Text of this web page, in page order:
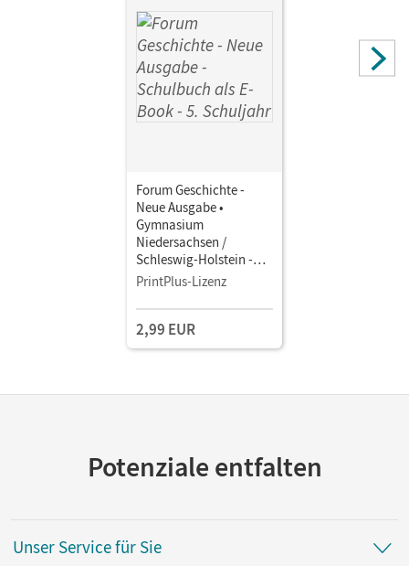
Forum Geschichte -
Neue Ausgabe •
Gymnasium
Niedersachsen /
Schleswig-Holstein -
Ausgabe ab 2024 · 5.
als E-Book Mit Medien
PrintPlus-Lizenz
2,99 EUR
Potenziale entfalten
Unser Service für Sie